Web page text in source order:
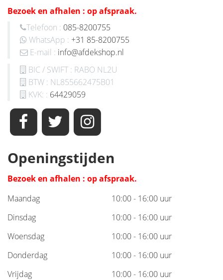
Bezoek en afhalen : op afspraak.
Telefoon : 085-8200755
WhatsApp : +31 85-8200755
E-mail : info@afdekshop.nl
BIC / SWIFT : RABO NL2U
BTW : NL855662475B01
KVK: : 64429059
Openingstijden
Bezoek en afhalen : op afspraak.
Maandag
10:00 - 16:00 uur
Dinsdag
10:00 - 16:00 uur
Woensdag
10:00 - 16:00 uur
Donderdag
10:00 - 16:00 uur
Vrijdag
10:00 - 16:00 uur